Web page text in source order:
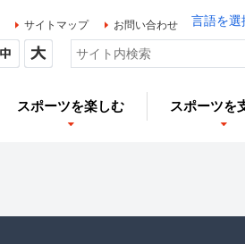
サイトマップ お問い合わせ 言語を選
スポーツを楽しむ スポーツを